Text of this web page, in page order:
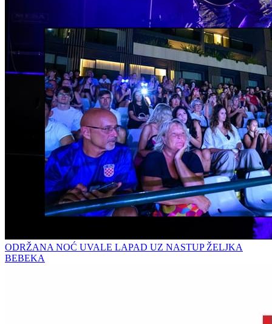
ODRŽANA NOĆ UVALE LAPAD UZ NASTUP ŽELJKA
BEBEKA